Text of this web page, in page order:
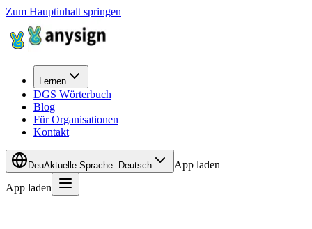
Zum Hauptinhalt springen
Lernen
DGS Wörterbuch
Blog
Für Organisationen
Kontakt
DeuAktuelle Sprache: Deutsch
App laden
App laden